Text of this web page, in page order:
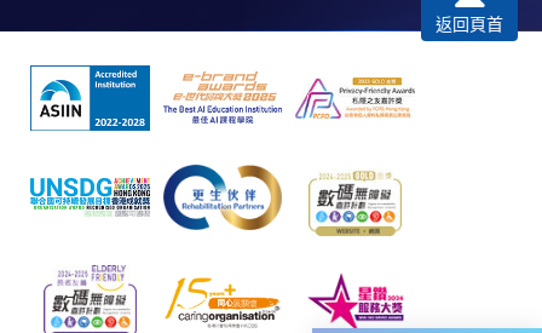
本學院（包括其僱員及附屬機構）對你在網上付款而由下列原
因所導致的任何損失，一概不負責；上述原因包括：（1）由
付款銀行或獨立商戶因為付款的網關在處理付款的信用卡、付
款卡、智能卡或其他付款的設施時出現任何信息或資訊傳送的
失誤、延誤、中斷、中止、或限制（2）從付款的網關傳送而
來的任何信息或資訊中出現的疏忽、錯誤、誤差或遺漏；
誤；（4）任何由付款的網關引起或與付款的網關相關的原
因，包括未獲授權進入、資料傳送的改動、任何非法行為等。
返回頁首